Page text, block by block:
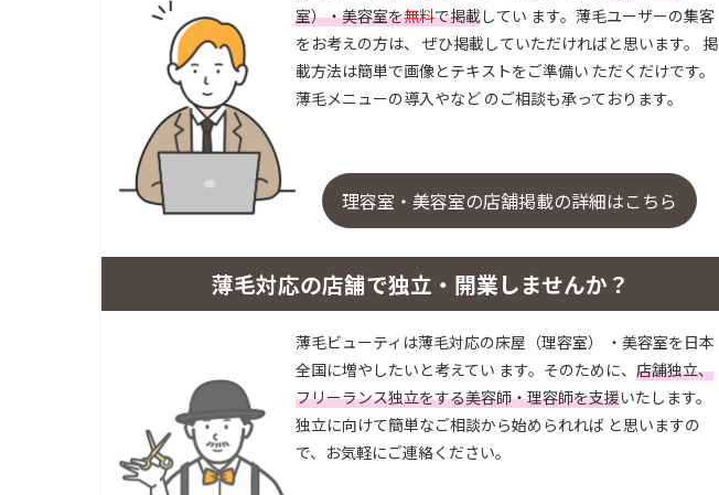
室）・美容室を無料で掲載してい ます。薄毛ユーザーの集客
をお考えの方は、 ぜひ掲載していただければと思います。 掲
載方法は簡単で画像とテキストをご準備い ただくだけです。
薄毛メニューの導入やなど のご相談も承っております。
理容室・美容室の店舗掲載の詳細はこちら
薄毛対応の店舗で独立・開業しませんか？
薄毛ビューティは薄毛対応の床屋（理容室） ・美容室を日本
全国に増やしたいと考えてい ます。そのために、 店舗独立、
フリーランス独立をする美容師・理容師を支援いたします。
独立に向けて簡単なご相談から始められれば と思いますの
で、お気軽にご連絡ください。